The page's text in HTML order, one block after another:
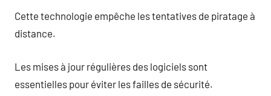
Cette technologie empêche les tentatives de piratage à
distance.
Les mises à jour régulières des logiciels sont
essentielles pour éviter les failles de sécurité.